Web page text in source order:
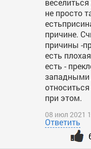
не просто
причине.
причины -
есть
есть -
западными
при этом.
08 июл 2021
Ответить